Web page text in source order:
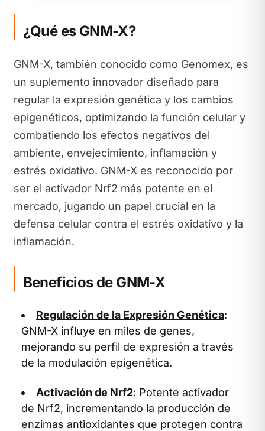
¿Qué es GNM-X?
GNM-X, también conocido como Genomex, es
un suplemento innovador diseñado para
regular la expresión genética y los cambios
epigenéticos, optimizando la función celular y
combatiendo los efectos negativos del
ambiente, envejecimiento, inflamación y
estrés oxidativo. GNM-X es reconocido por
ser el activador Nrf2 más potente en el
mercado, jugando un papel crucial en la
defensa celular contra el estrés oxidativo y la
inflamación.
Beneficios de GNM-X
Regulación de la Expresión Genética:
GNM-X influye en miles de genes,
mejorando su perfil de expresión a través
de la modulación epigenética.
Activación de Nrf2: Potente activador
de Nrf2, incrementando la producción de
enzimas antioxidantes que protegen contra